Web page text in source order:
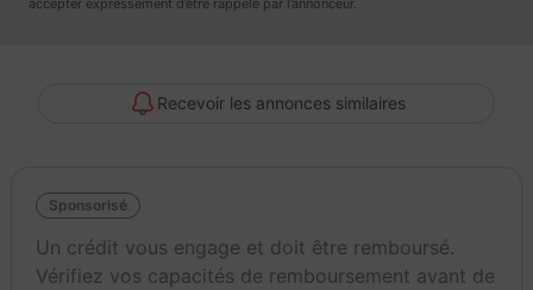
accepter expressément d’être rappelé par l’annonceur.
Recevoir les annonces similaires
Sponsorisé
Un crédit vous engage et doit être remboursé.
Vérifiez vos capacités de remboursement avant de